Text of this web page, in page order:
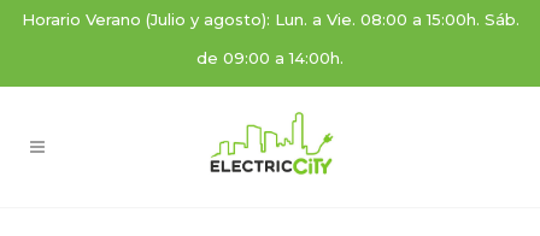
Horario Verano (Julio y agosto): Lun. a Vie. 08:00 a 15:00h. Sáb.
de 09:00 a 14:00h.